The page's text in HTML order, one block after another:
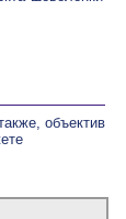
объектив